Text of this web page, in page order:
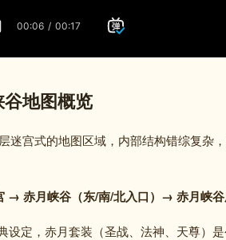
地图概览
迷宫式的地图区域，内部结构错综复杂
→ 赤月峡谷（东/南/北入口）→ 赤月峡
设定，赤月套装（圣战、法神、天尊）